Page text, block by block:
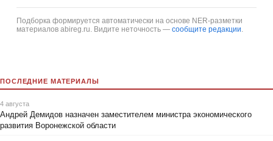
Подборка формируется автоматически на основе NER-разметки
материалов abireg.ru. Видите неточность — сообщите редакции
ПОСЛЕДНИЕ МАТЕРИАЛЫ
4 августа
Андрей Демидов назначен заместителем министра экономического
развития Воронежской области